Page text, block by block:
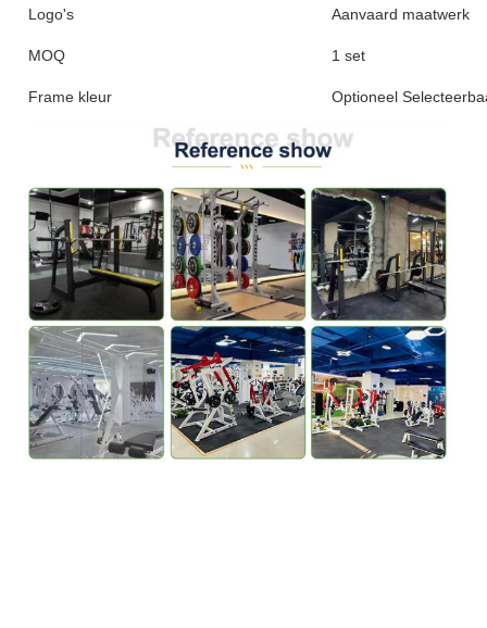
Logo's Aanvaard maatwerk
MOQ 1 set
Frame kleur Optioneel